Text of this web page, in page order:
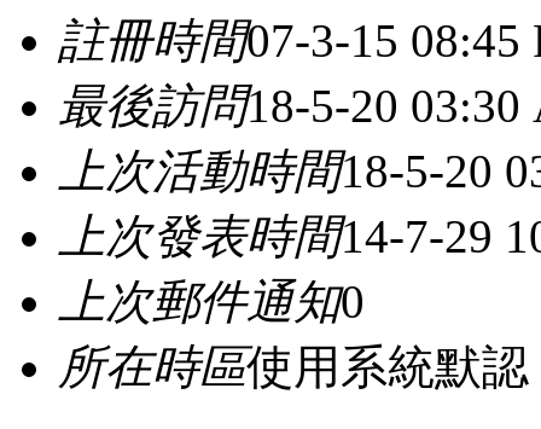
註冊時間07-3-15 08:45
最後訪問18-5-20 03:30
上次活動時間18-5-20
上次發表時間14-7-29
上次郵件通知0
所在時區使用系統默認